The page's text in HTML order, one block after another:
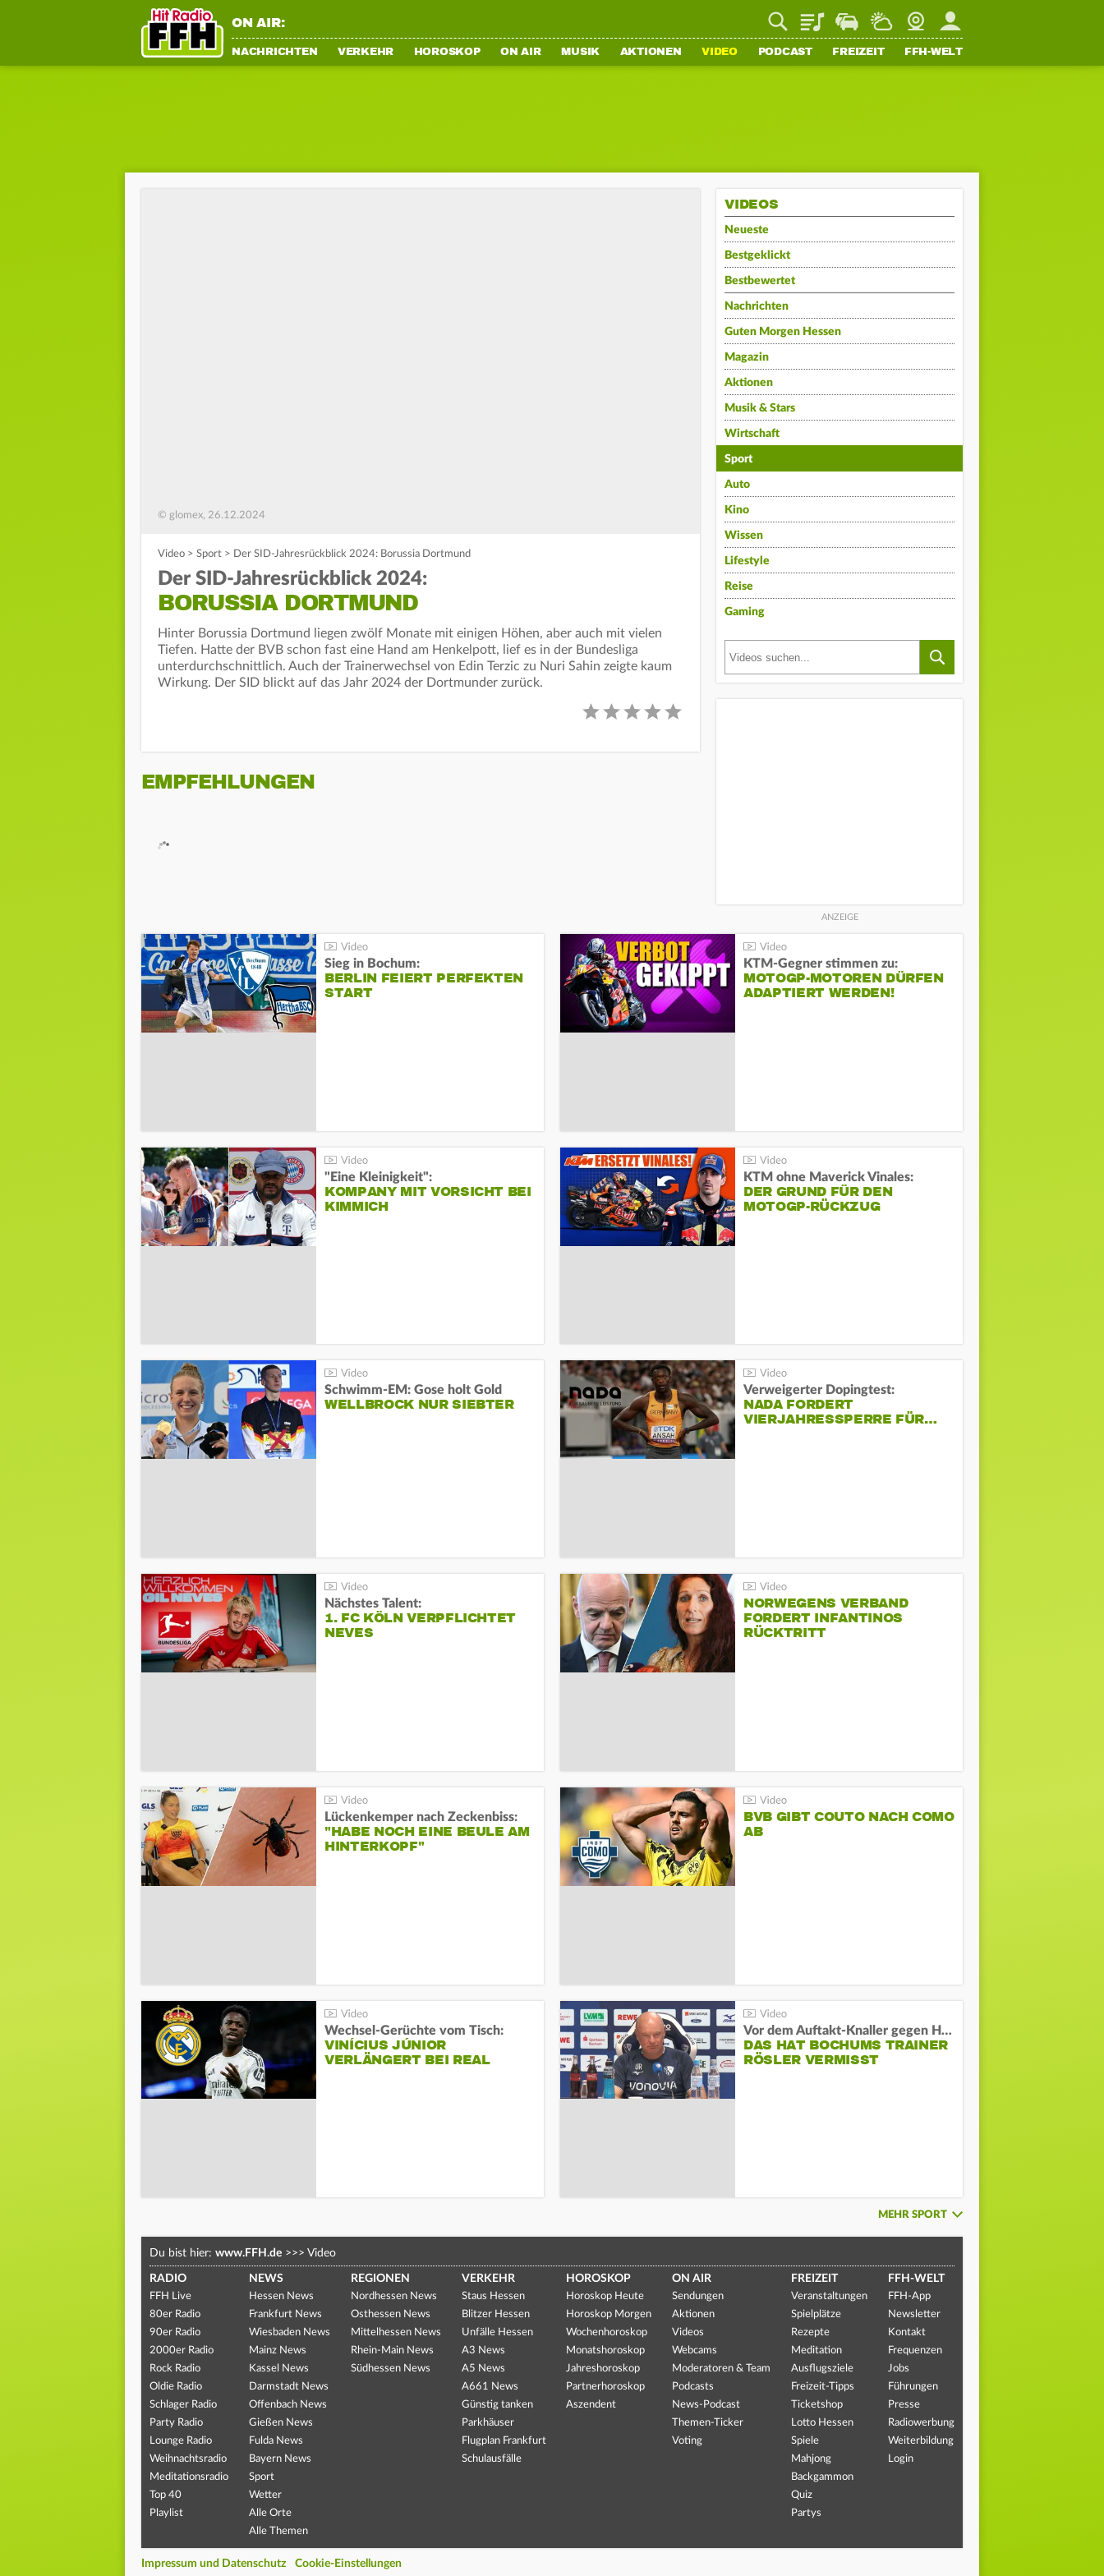
ON AIR: PlaylistStaupilotWetterWebcamMein FFH
NACHRICHTEN VERKEHR HOROSKOP ON AIR MUSIK AKTIONEN VIDEO PODCAST FREIZEIT FFH-WELT
© glomex, 26.12.2024
Video > Sport > Der SID-Jahresrückblick 2024: Borussia Dortmund
Der SID-Jahresrückblick 2024:
BORUSSIA DORTMUND
Hinter Borussia Dortmund liegen zwölf Monate mit einigen Höhen, aber auch mit vielen
Tiefen. Hatte der BVB schon fast eine Hand am Henkelpott, lief es in der Bundesliga
unterdurchschnittlich. Auch der Trainerwechsel von Edin Terzic zu Nuri Sahin zeigte kaum
Wirkung. Der SID blickt auf das Jahr 2024 der Dortmunder zurück.
EMPFEHLUNGEN
VIDEOS
Neueste
Bestgeklickt
Bestbewertet
Nachrichten
Guten Morgen Hessen
Magazin
Aktionen
Musik & Stars
Wirtschaft
Sport
Auto
Kino
Wissen
Lifestyle
Reise
Gaming
Sieg in Bochum:
BERLIN FEIERT PERFEKTEN
START
KTM-Gegner stimmen zu:
MOTOGP-MOTOREN DÜRFEN
ADAPTIERT WERDEN!
"Eine Kleinigkeit":
KOMPANY MIT VORSICHT BEI
KIMMICH
KTM ohne Maverick Vinales:
DER GRUND FÜR DEN
MOTOGP-RÜCKZUG
Schwimm-EM: Gose holt Gold
WELLBROCK NUR SIEBTER
Verweigerter Dopingtest:
NADA FORDERT
VIERJAHRESSPERRE FÜR…
Nächstes Talent:
1. FC KÖLN VERPFLICHTET
NEVES
NORWEGENS VERBAND
FORDERT INFANTINOS
RÜCKTRITT
Lückenkemper nach Zeckenbiss:
"HABE NOCH EINE BEULE AM
HINTERKOPF"
BVB GIBT COUTO NACH COMO
AB
Wechsel-Gerüchte vom Tisch:
VINÍCIUS JÚNIOR
VERLÄNGERT BEI REAL
Vor dem Auftakt-Knaller gegen Hertha:
DAS HAT BOCHUMS TRAINER
RÖSLER VERMISST
MEHR SPORT
Du bist hier: www.FFH.de >>> Video
RADIO
FFH Live
80er Radio
90er Radio
2000er Radio
Rock Radio
Oldie Radio
Schlager Radio
Party Radio
Lounge Radio
Weihnachtsradio
Meditationsradio
Top 40
Playlist
NEWS
Hessen News
Frankfurt News
Wiesbaden News
Mainz News
Kassel News
Darmstadt News
Offenbach News
Gießen News
Fulda News
Bayern News
Sport
Wetter
Alle Orte
Alle Themen
REGIONEN
Nordhessen News
Osthessen News
Mittelhessen News
Rhein-Main News
Südhessen News
VERKEHR
Staus Hessen
Blitzer Hessen
Unfälle Hessen
A3 News
A5 News
A661 News
Günstig tanken
Parkhäuser
Flugplan Frankfurt
Schulausfälle
HOROSKOP
Horoskop Heute
Horoskop Morgen
Wochenhoroskop
Monatshoroskop
Jahreshoroskop
Partnerhoroskop
Aszendent
ON AIR
Sendungen
Aktionen
Videos
Webcams
Moderatoren & Team
Podcasts
News-Podcast
Themen-Ticker
Voting
FREIZEIT
Veranstaltungen
Spielplätze
Rezepte
Meditation
Ausflugsziele
Freizeit-Tipps
Ticketshop
Lotto Hessen
Spiele
Mahjong
Backgammon
Quiz
Partys
FFH-WELT
FFH-App
Newsletter
Kontakt
Frequenzen
Jobs
Führungen
Presse
Radiowerbung
Weiterbildung
Login
Impressum und Datenschutz Cookie-Einstellungen